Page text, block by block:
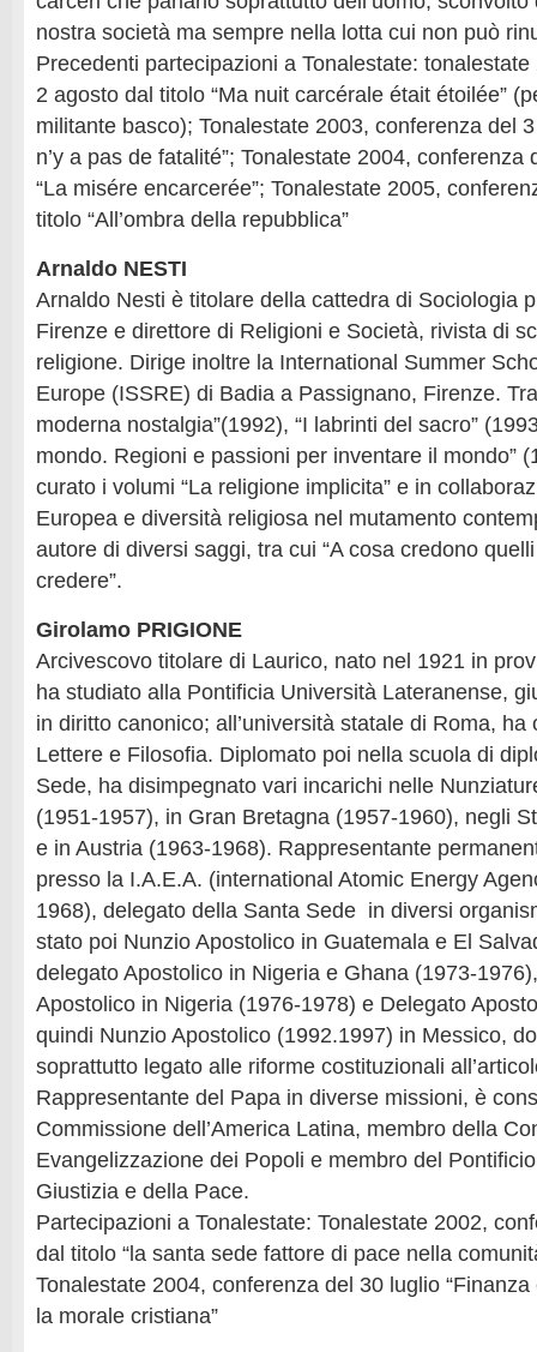
nostra società ma sempre nella lotta cui non può
Precedenti partecipazioni a Tonalestate:
2 agosto dal titolo “Ma nuit carcérale était étoilée”
militante basco); Tonalestate 2003, conferenza del
n’y a pas de fatalité”; Tonalestate 2004,
“La misére encarcerée”; Tonalestate 2005,
titolo “All’ombra della repubblica”
Arnaldo NESTI
Arnaldo Nesti è titolare della cattedra di Sociologia
Firenze e direttore di Religioni e Società, rivista di
religione. Dirige inoltre la International Summer
Europe (ISSRE) di Badia a Passignano, Firenze.
moderna nostalgia”(1992), “I labrinti del sacro”
mondo. Regioni e passioni per inventare il mondo”
curato i volumi “La religione implicita” e in
Europea e diversità religiosa nel mutamento
autore di diversi saggi, tra cui “A cosa credono
credere”.
Girolamo PRIGIONE
Arcivescovo titolare di Laurico, nato nel 1921 in
ha studiato alla Pontificia Università Lateranense,
in diritto canonico; all’università statale di Roma,
Lettere e Filosofia. Diplomato poi nella scuola di
Sede, ha disimpegnato vari incarichi nelle
(1951-1957), in Gran Bretagna (1957-1960), negli
e in Austria (1963-1968). Rappresentante
presso la I.A.E.A. (international Atomic Energy
1968), delegato della Santa Sede in diversi
stato poi Nunzio Apostolico in Guatemala e El
delegato Apostolico in Nigeria e Ghana (1973-
Apostolico in Nigeria (1976-1978) e Delegato
quindi Nunzio Apostolico (1992.1997) in Messico,
soprattutto legato alle riforme costituzionali
Rappresentante del Papa in diverse missioni, è
Commissione dell’America Latina, membro della
Evangelizzazione dei Popoli e membro del
Giustizia e della Pace.
Partecipazioni a Tonalestate: Tonalestate 2002,
dal titolo “la santa sede fattore di pace nella
Tonalestate 2004, conferenza del 30 luglio
la morale cristiana”